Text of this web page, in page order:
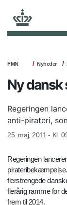
FMN Nyheder
Ny
Regeringen
anti-pirateri,
25. maj, 2011 - Kl.
Regeringen
flerstrengede
flerårig ramme for
frem til 2014.